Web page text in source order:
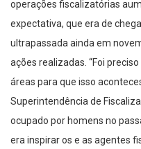
expectativa, que era de
ultrapassada ainda em
ações realizadas. “Foi
áreas para que isso
Superintendência de
ocupado por homens no
era inspirar os e as agentes
setor”, conta a engenheira